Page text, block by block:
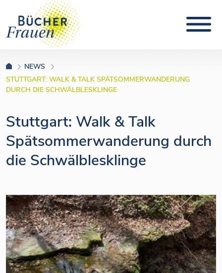
NEWS
STUTTGART: WALK & TALK SPÄTSOMMERWANDERUNG
DURCH DIE SCHWÄLBLESKLINGE
Stuttgart: Walk & Talk
Spätsommerwanderung durch
die Schwälblesklinge